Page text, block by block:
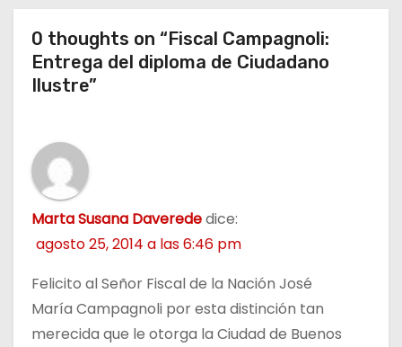
a
s
0 thoughts on “Fiscal Campagnoli:
Entrega del diploma de Ciudadano
Ilustre”
Marta Susana Daverededice:
agosto 25, 2014 a las 6:46 pm
Felicito al Señor Fiscal de la Nación José
María Campagnoli por esta distinción tan
merecida que le otorga la Ciudad de Buenos